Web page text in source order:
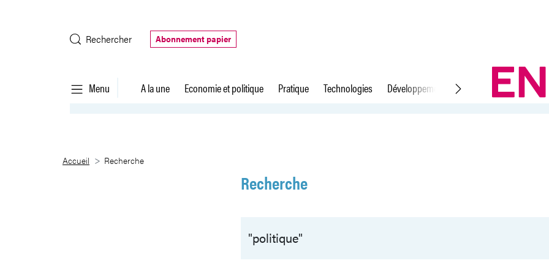
Rechercher
Abonnement papier
Menu A la une Economie et politique Pratique Technologies Développement durable Droit du travail
Recherche
Accueil Recherche
Recherche